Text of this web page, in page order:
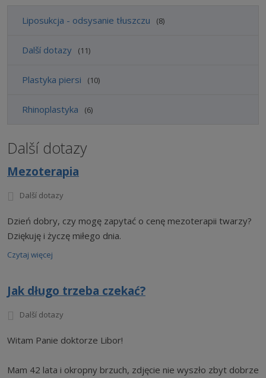
Liposukcja - odsysanie tłuszczu 8
Další dotazy 11
Plastyka piersi 10
Rhinoplastyka 6
Další dotazy
Mezoterapia
Další dotazy
Dzień dobry, czy mogę zapytać o cenę mezoterapii twarzy?
Dziękuję i życzę miłego dnia.
Czytaj więcej
Jak długo trzeba czekać?
Další dotazy
Witam Panie doktorze Libor!
Mam 42 lata i okropny brzuch, zdjęcie nie wyszło zbyt dobrze